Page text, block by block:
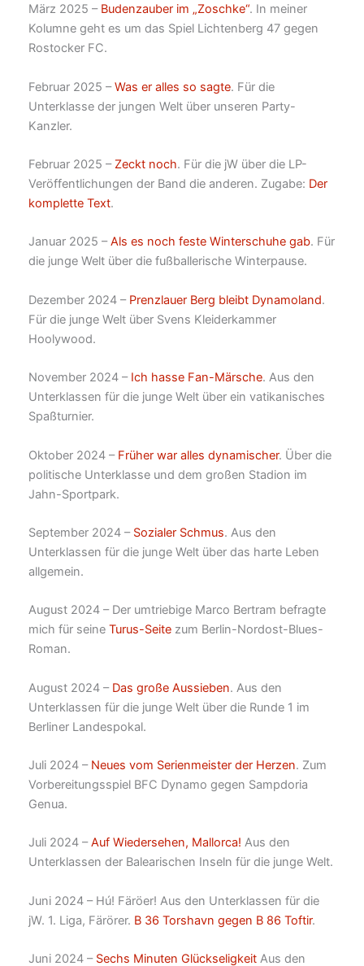
März 2025 – Budenzauber im „Zoschke“. In meiner
Kolumne geht es um das Spiel Lichtenberg 47 gegen
Rostocker FC.
Februar 2025 –Was er alles so sagte. Für die
Unterklasse der jungen Welt über unseren Party-
Kanzler.
Februar 2025 – Zeckt noch. Für die jW über die LP-
Veröffentlichungen der Band die anderen. Zugabe: Der
komplette Text.
Januar 2025 –Als es noch feste Winterschuhe gab. Für
die junge Welt über die fußballerische Winterpause.
Dezember 2024 – Prenzlauer Berg bleibt Dynamoland.
Für die junge Welt über Svens Kleiderkammer
Hoolywood.
November 2024 – Ich hasse Fan-Märsche. Aus den
Unterklassen für die junge Welt über ein vatikanisches
Spaßturnier.
Oktober 2024 – Früher war alles dynamischer. Über die
politische Unterklasse und dem großen Stadion im
Jahn-Sportpark.
September 2024 – Sozialer Schmus. Aus den
Unterklassen für die junge Welt über das harte Leben
allgemein.
August 2024 – Der umtriebige Marco Bertram befragte
mich für seine Turus-Seitezum Berlin-Nordost-Blues-
Roman.
August 2024 – Das große Aussieben. Aus den
Unterklassen für die junge Welt über die Runde 1 im
Berliner Landespokal.
Juli 2024 – Neues vom Serienmeister der Herzen. Zum
Vorbereitungsspiel BFC Dynamo gegen Sampdoria
Genua.
Juli 2024 –Auf Wiedersehen, Mallorca! Aus den
Unterklassen der Balearischen Inseln für die junge Welt.
Juni 2024 – Hú! Färöer! Aus den Unterklassen für die
jW. 1. Liga, Färörer. B 36 Torshavn gegen B 86 Toftir.
Juni 2024 – Sechs Minuten GlückseligkeitAus den